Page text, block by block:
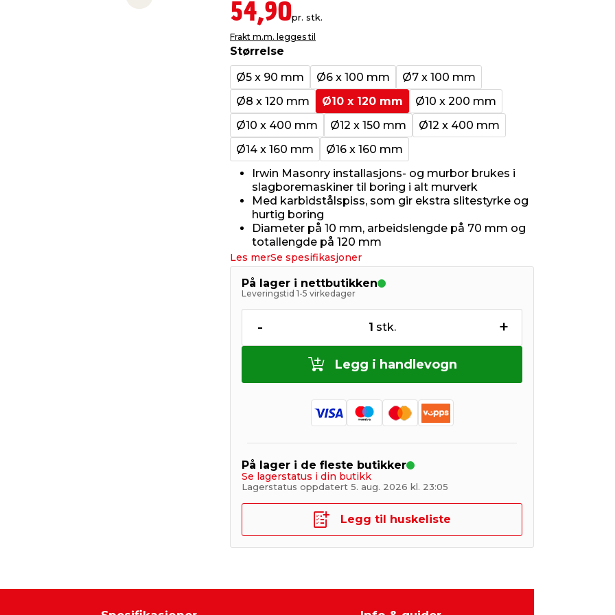
Next slide 54,90pr. stk.
Frakt m.m. legges til
Størrelse
Ø5 x 90 mm
Ø6 x 100 mm
Ø7 x 100 mm
Ø8 x 120 mm
Ø10 x 120 mm
Ø10 x 200 mm
Ø10 x 400 mm
Ø12 x 150 mm
Ø12 x 400 mm
Ø14 x 160 mm
Ø16 x 160 mm
Irwin Masonry installasjons- og murbor brukes i
slagboremaskiner til boring i alt murverk
Med karbidstålspiss, som gir ekstra slitestyrke og
hurtig boring
Diameter på 10 mm, arbeidslengde på 70 mm og
totallengde på 120 mm
Les merSe spesifikasjoner
På lager i nettbutikken
Leveringstid 1-5 virkedager
- 1 stk. +
Legg i handlevogn
På lager i de fleste butikker
Se lagerstatus i din butikk
Lagerstatus oppdatert 5. aug. 2026 kl. 23:05
Legg til huskeliste